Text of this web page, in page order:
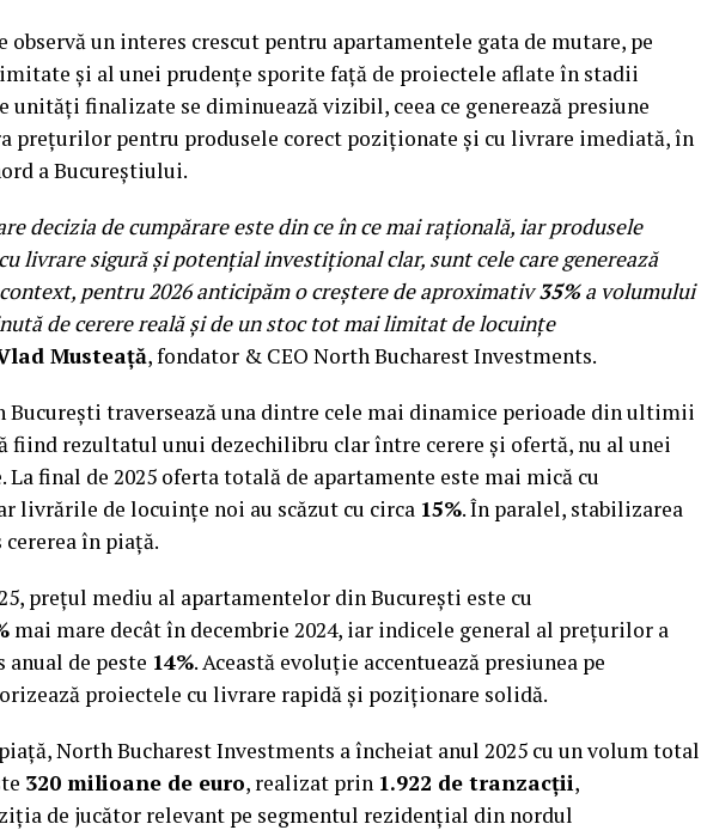
observă un interes crescut pentru apartamentele gata de mutare, pe
și al unei prudențe sporite față de proiectele aflate în stadii
unități finalizate se diminuează vizibil, ceea ce generează presiune
prețurilor pentru produsele corect poziționate și cu livrare imediată, în
a Bucureștiului.
decizia de cumpărare este din ce în ce mai rațională, iar produsele
livrare sigură și potențial investițional clar, sunt cele care generează
pentru 2026 anticipăm o creștere de aproximativ35%a volumului
de cerere reală și de un stoc tot mai limitat de locuințe
Musteață, fondator & CEO North Bucharest Investments.
traversează una dintre cele mai dinamice perioade din ultimii
fiind rezultatul unui dezechilibru clar între cerere și ofertă, nu al unei
La final de 2025 oferta totală de apartamente este mai mică cu
livrările de locuințe noi au scăzut cu circa 15%. În paralel, stabilizarea
în piață.
prețul mediu al apartamentelor din București este cu
mai mare decât în decembrie 2024, iar indicele general al prețurilor a
de peste 14%. Această evoluție accentuează presiunea pe
proiectele cu livrare rapidă și poziționare solidă.
North Bucharest Investments a încheiat anul 2025 cu un volum total
320 milioane de euro, realizat prin 1.922 de tranzacții,
de jucător relevant pe segmentul rezidențial din nordul